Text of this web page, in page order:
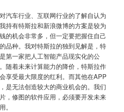
汽车行业、互联网行业的了解自认为
持有特斯拉和新浪微博的方案是较为
的机会非常多，但一定要把握住自己
品种。我对特斯拉的独到见解是，特
第一家把人工智能产品现实化的公
随着未来计算能力的降价，特斯拉作
享受最大限度的红利。而其他在APP
是无法创造较大的商业机会的。我们
，修图的软件应用，必须要开发未来
。